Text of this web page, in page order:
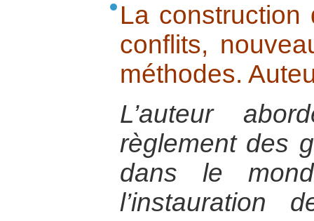
La
conflits,
méthodes.
L’auteur
règlement des
dans le